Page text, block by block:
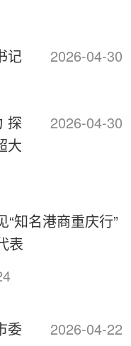
记
2026-04-30
探
大
2026-04-30
“知名港商重庆行”
表
委
2026-04-22